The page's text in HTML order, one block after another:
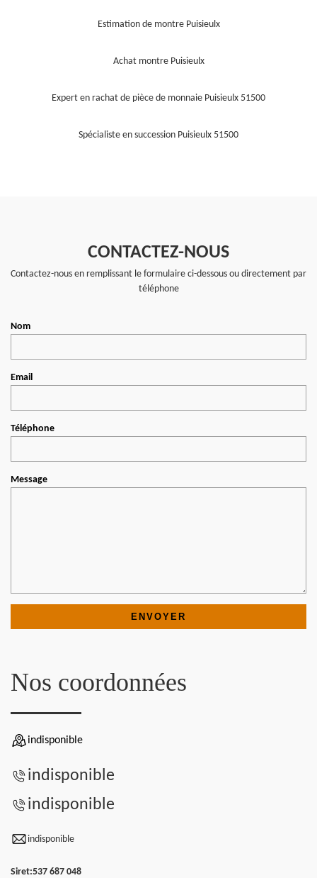
Estimation de montre Puisieulx
Achat montre Puisieulx
Expert en rachat de pièce de monnaie Puisieulx 51500
Spécialiste en succession Puisieulx 51500
CONTACTEZ-NOUS
Contactez-nous en remplissant le formulaire ci-dessous ou directement par
téléphone
Nom
Email
Téléphone
Message
Nos coordonnées
indisponible
indisponible
indisponible
indisponible
Siret:537 687 048